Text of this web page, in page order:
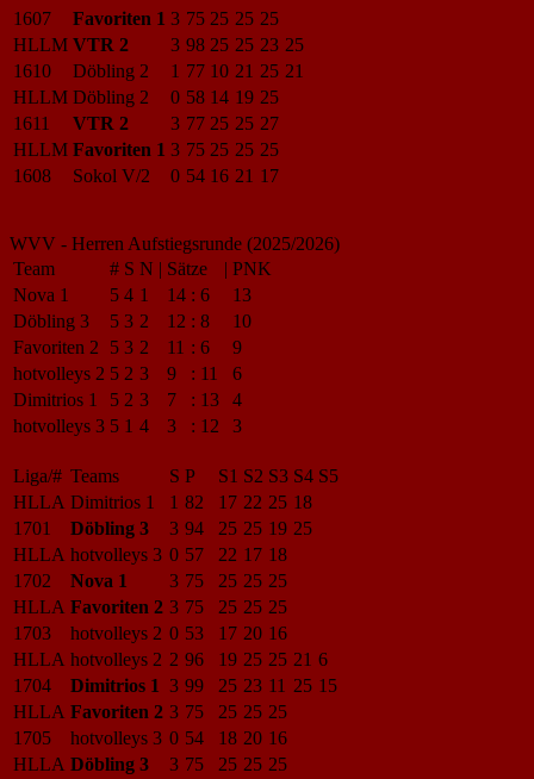
1607
Favoriten 1 3 75 25 25 25
HLLM VTR 2 3 98 25 25 23 25
1610
Döbling 2 1 77 10 21 25 21
HLLM Döbling 2 0 58 14 19 25
1611
VTR 2 3 77 25 25 27
HLLM Favoriten 1 3 75 25 25 25
1608
Sokol V/2 0 54 16 21 17
WVV - Herren Aufstiegsrunde (2025/2026)
Team
# S N | Sätze | PNK
Nova 1
5 4 1 14 : 6
13
Döbling 3
5 3 2 12 : 8
10
Favoriten 2
5 3 2 11 : 6
9
hotvolleys 2 5 2 3 9 : 11
6
Dimitrios 1
5 2 3 7 : 13
4
hotvolleys 3 5 1 4 3 : 12 3
Liga/# Teams S P S1 S2 S3 S4 S5
HLLA Dimitrios 1 1 82 17 22 25 18
1701
Döbling 3 3 94 25 25 19 25
HLLA hotvolleys 3 0 57 22 17 18
1702
Nova 1 3 75 25 25 25
HLLA Favoriten 2 3 75 25 25 25
1703
hotvolleys 2 0 53 17 20 16
HLLA hotvolleys 2 2 96 19 25 25 21 6
1704
Dimitrios 1 3 99 25 23 11 25 15
HLLA Favoriten 2 3 75 25 25 25
1705
hotvolleys 3 0 54 18 20 16
HLLA Döbling 3 3 75 25 25 25